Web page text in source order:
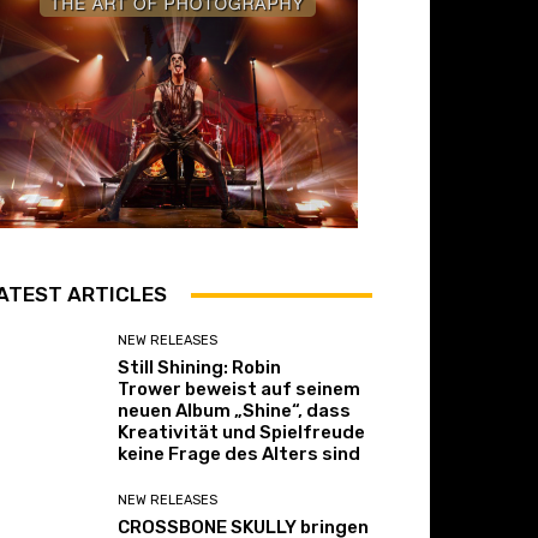
ARTICLES
NEW RELEASES
Still Shining: Robin
Trower beweist auf seinem
neuen Album „Shine“, dass
Kreativität und Spielfreude
keine Frage des Alters sind
NEW RELEASES
CROSSBONE SKULLY bringen